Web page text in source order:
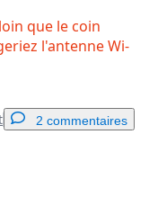
que le coin
l'antenne Wi-
2 commentaires